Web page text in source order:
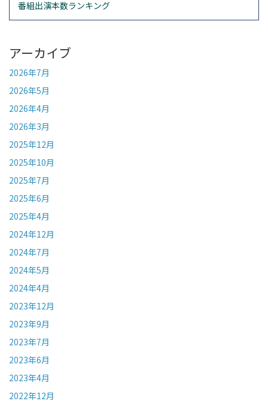
番組出演本数ランキング
アーカイブ
2026年7月
2026年5月
2026年4月
2026年3月
2025年12月
2025年10月
2025年7月
2025年6月
2025年4月
2024年12月
2024年7月
2024年5月
2024年4月
2023年12月
2023年9月
2023年7月
2023年6月
2023年4月
2022年12月